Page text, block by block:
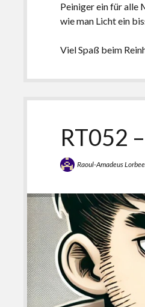
Peiniger ein für alle
wie man Licht ein
Viel Spaß beim
RT052
Raoul-Amadeus